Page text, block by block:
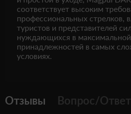
соответствует высоким
профессиональных стрелков,
туристов и представителей
нуждающихся в
принадлежностей в самых
условиях.
Отзывы Вопрос/Ответ